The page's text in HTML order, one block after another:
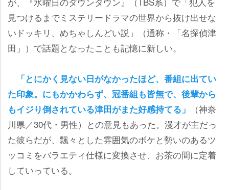
見つけるまでミステリードラマの世界から抜け出せな
いドッキリ、めちゃしんどい説」（通称・「名探偵津
田」）で話題となったことも記憶に新しい。
「とにかく見ない日がなかったほど、番組に出てい
た印象。にもかかわらず、冠番組も皆無で、後輩から
もイジり倒されている津田がまた好感持てる」
（神奈
川県／30代・男性）との意見もあった。漫才が主だっ
た彼らだが、飄々とした雰囲気のボケと勢いのあるツ
ッコミをバラエティ仕様に変換させ、お茶の間に定着
していっている。